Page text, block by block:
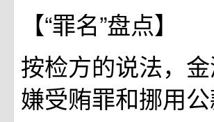
【“罪名”盘点】
按检方的说法，
嫌受贿罪和挪用公